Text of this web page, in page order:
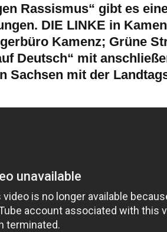
Rassismus“ gibt es
DIE LINKE in
Kamenz; Grüne
Deutsch“ mit
Sachsen mit der